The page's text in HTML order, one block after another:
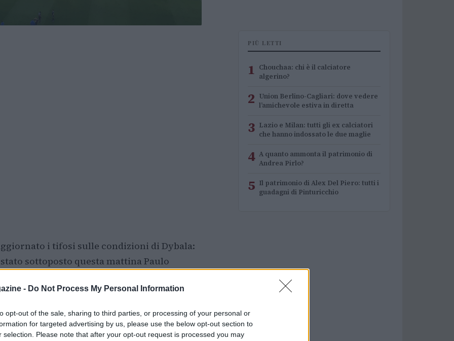
- Do Not Process My Personal Information
opt-out of the sale, sharing to third parties, or processing of your personal or
for targeted advertising by us, please use the below opt-out section to
selection. Please note that after your opt-out request is processed you may
i tifosi sulle condizioni di Dybala:
sottoposto questa mattina Paulo
lesioni muscolari e confermato
diagnosticato in nazionale,
condizioni verranno monitorate
PIÙ LETTI
1 Chouchaa: chi è il calciatore
algerino?
2 Union Berlino-Cagliari: dove vedere
l’amichevole estiva in diretta
3 Lazio e Milan: tutti gli ex calciatori
che hanno indossato le due maglie
4 A quanto ammonta il patrimonio di
Andrea Pirlo?
5 Il patrimonio di Alex Del Piero: tutti i
guadagni di Pinturicchio